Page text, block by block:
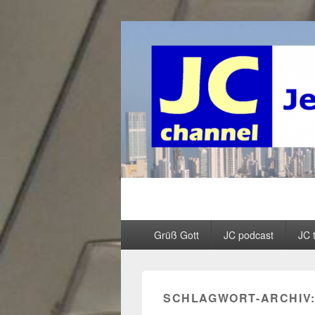
JC channel –
Menü
Grüß Gott JC podcast JC
SCHLAGWORT-ARCHIV: